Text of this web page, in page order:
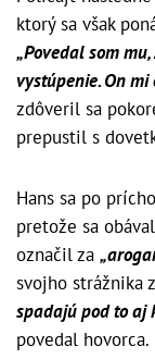
ktorý sa však
„Povedal som
vystúpenie. On
zdôveril sa
prepustil s
Hans sa po
pretože sa
označil za
svojho strážnika
spadajú pod to aj
povedal hovorca.